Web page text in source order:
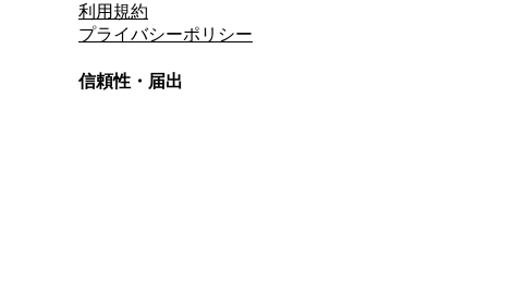
利用規約
プライバシーポリシー
信頼性・届出